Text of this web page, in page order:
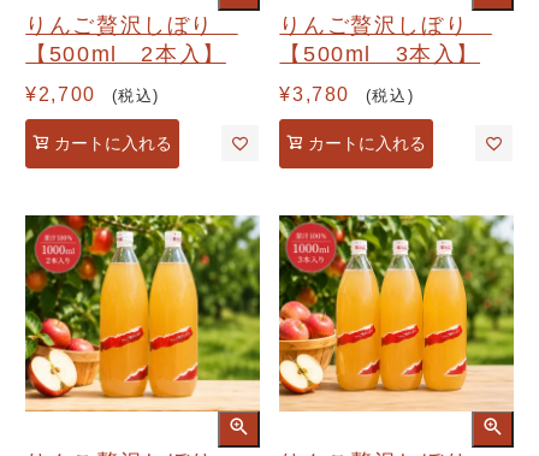
りんご贅沢しぼり
【500ml 2本入】
¥2,700 税込
カートに入れる
りんご贅沢しぼり
【500ml 3本入】
¥3,780 税込
カートに入れる